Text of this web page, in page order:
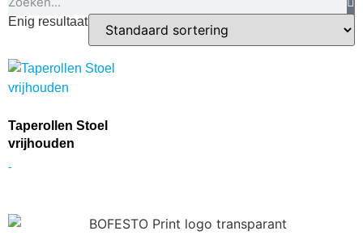
Enig resultaat
Taperollen Stoel
vrijhouden
-